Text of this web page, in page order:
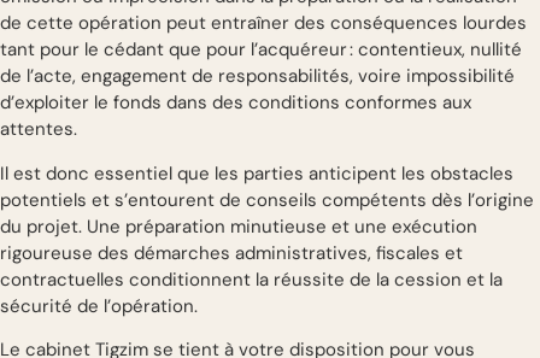
de cette opération peut entraîner des conséquences lourdes
tant pour le cédant que pour l’acquéreur : contentieux, nullité
de l’acte, engagement de responsabilités, voire impossibilité
d’exploiter le fonds dans des conditions conformes aux
attentes.
Il est donc essentiel que les parties anticipent les obstacles
potentiels et s’entourent de conseils compétents dès l’origine
du projet. Une préparation minutieuse et une exécution
rigoureuse des démarches administratives, fiscales et
contractuelles conditionnent la réussite de la cession et la
sécurité de l’opération.
Le cabinet Tigzim se tient à votre disposition pour vous